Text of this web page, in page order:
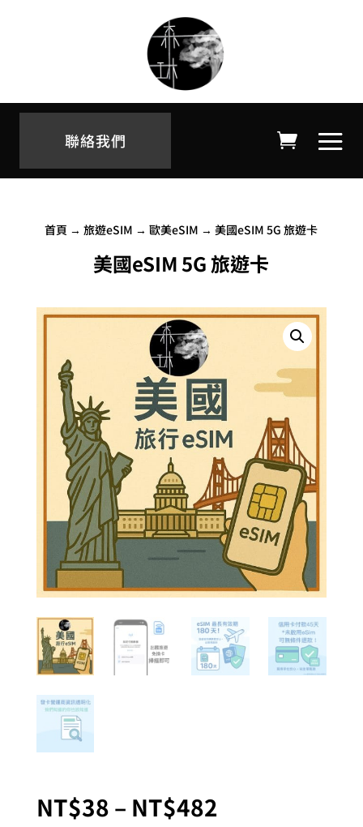
聯絡我們
首頁 →旅遊eSIM →歐美eSIM → 美國eSIM 5G 旅遊卡
美國eSIM 5G 旅遊卡
NT$38 – NT$482價